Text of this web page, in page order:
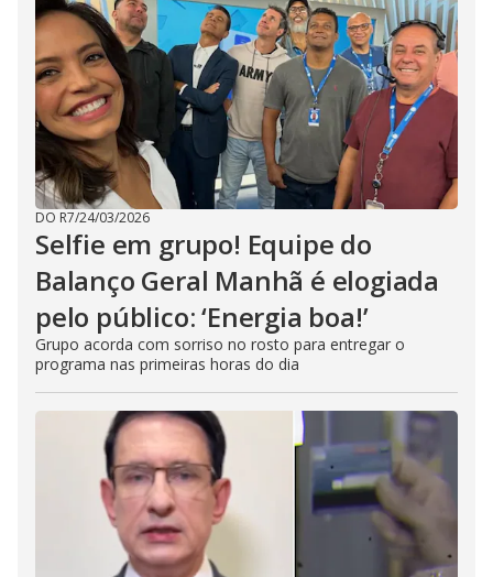
DO R7/24/03/2026
Selfie em grupo! Equipe do
Balanço Geral Manhã é elogiada
pelo público: ‘Energia boa!’
Grupo acorda com sorriso no rosto para entregar o
programa nas primeiras horas do dia